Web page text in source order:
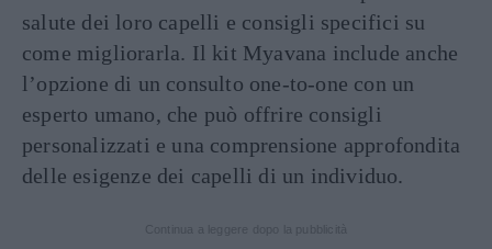
salute dei loro capelli e consigli specifici su
come migliorarla. Il kit Myavana include anche
l’opzione di un consulto one-to-one con un
esperto umano, che può offrire consigli
personalizzati e una comprensione approfondita
delle esigenze dei capelli di un individuo.